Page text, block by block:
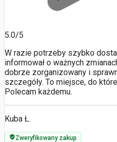
5.0/5
W razie potrzeby szybko
informował o ważnych
dobrze zorganizowany i
szczegóły. To miejsce, do
Polecam każdemu.
Kuba Ł.
Zweryfikowany zakup